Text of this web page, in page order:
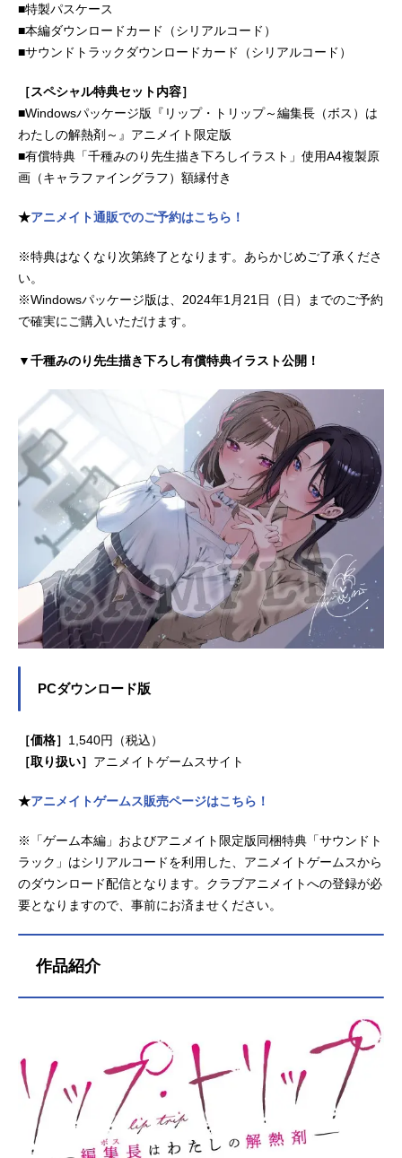
■特製パスケース
■本編ダウンロードカード（シリアルコード）
■サウンドトラックダウンロードカード（シリアルコード）
［スペシャル特典セット内容］
■Windowsパッケージ版『リップ・トリップ～編集長（ボス）は
わたしの解熱剤～』アニメイト限定版
■有償特典「千種みのり先生描き下ろしイラスト」使用A4複製原
画（キャラファイングラフ）額縁付き
★アニメイト通販でのご予約はこちら！
※特典はなくなり次第終了となります。あらかじめご了承くださ
い。
※Windowsパッケージ版は、2024年1月21日（日）までのご予約
で確実にご購入いただけます。
▼千種みのり先生描き下ろし有償特典イラスト公開！
PCダウンロード版
［価格］ 1,540円（税込）
［取り扱い］ アニメイトゲームスサイト
★アニメイトゲームス販売ページはこちら！
※「ゲーム本編」およびアニメイト限定版同梱特典「サウンドト
ラック」はシリアルコードを利用した、アニメイトゲームスから
のダウンロード配信となります。クラブアニメイトへの登録が必
要となりますので、事前にお済ませください。
作品紹介